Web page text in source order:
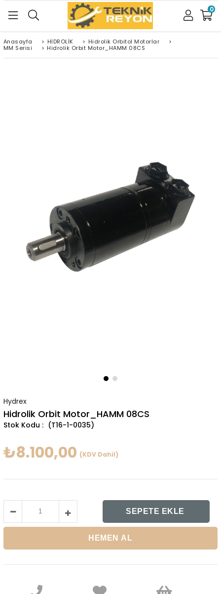
0
Anasayfa > HİDROLİK > Hidrolik Orbitol Motorlar
>
MM Serisi
> Hidrolik Orbit Motor_HAMM 08CS
Hydrex
Hidrolik Orbit Motor_HAMM 08CS
(T16-1-0035)
₺8.100,00 (KDV Dahil)